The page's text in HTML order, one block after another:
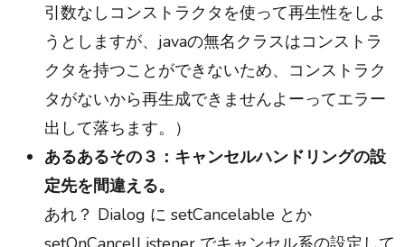
引数なしコンストラクタを使って再生性をしよ
うとしますが、javaの無名クラスはコンストラ
クタを持つことができないため、コンストラク
タがないから再生成できませんよーってエラー
出して落ちます。）
あるあるその３：キャンセルハンドリングの設
定先を間違える。
あれ？ Dialog に setCancelable とか